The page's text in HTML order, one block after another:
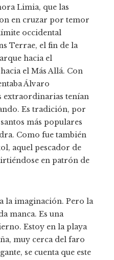
Limia, que las
en cruzar por temor
occidental
Terrae, el fin de la
hacia el
el Más Allá. Con
Álvaro
extraordinarias tenían
Es tradición, por
más populares
Como fue también
aquel pescador de
en patrón de
la imaginación. Pero la
manca. Es una
Estoy en la playa
muy cerca del faro
se cuenta que este